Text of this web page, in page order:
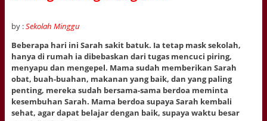
by :Sekolah Minggu
Beberapa hari ini Sarah sakit batuk. Ia tetap mask sekolah,
hanya di rumah ia dibebaskan dari tugas mencuci piring,
menyapu dan mengepel. Mama sudah memberikan Sarah
obat, buah-buahan, makanan yang baik, dan yang paling
penting, mereka sudah bersama-sama berdoa meminta
kesembuhan Sarah. Mama berdoa supaya Sarah kembali
sehat, agar dapat belajar dengan baik, supaya waktu besar